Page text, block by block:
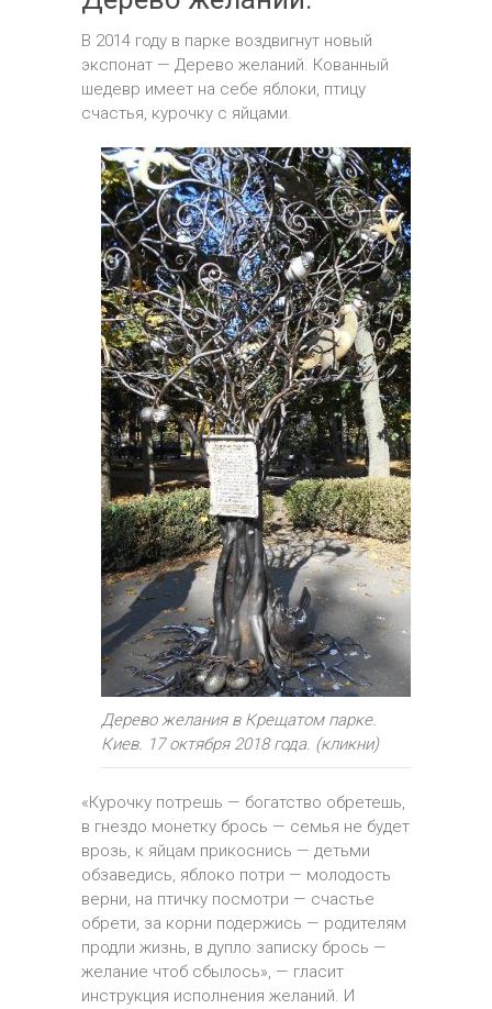
В 2014 году в парке воздвигнут новый
экспонат — Дерево желаний. Кованный
шедевр имеет на себе яблоки, птицу
счастья, курочку с яйцами.
Дерево желания в Крещатом парке.
Киев. 17 октября 2018 года. (кликни)
«Курочку потрешь — богатство обретешь,
в гнездо монетку брось — семья не будет
врозь, к яйцам прикоснись — детьми
обзаведись, яблоко потри — молодость
верни, на птичку посмотри — счастье
обрети, за корни подержись — родителям
продли жизнь, в дупло записку брось —
желание чтоб сбылось», — гласит
инструкция исполнения желаний. И